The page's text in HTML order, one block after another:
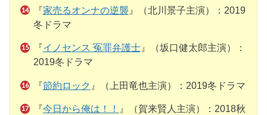
『家売るオンナの逆襲 』（北川景子主演）：2019
冬ドラマ
『イノセンス 冤罪弁護士』（坂口健太郎主演）：
2019冬ドラマ
『節約ロック 』（上田竜也主演）：2019冬ドラマ
『今日から俺は！！ 』（賀来賢人主演）：2018秋